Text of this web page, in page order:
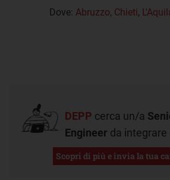
Dove: Abruzzo, Chieti,
DEPP cerca un/a
Engineer da integrare
Scopri di più e invia la tua